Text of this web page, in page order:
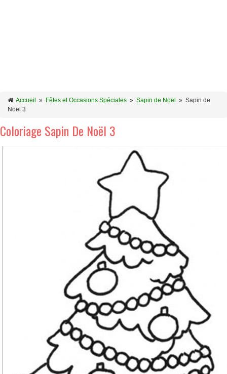
Accueil » Fêtes et Occasions Spéciales » Sapin de Noël » Sapin de
Noël 3
Coloriage Sapin De Noël 3